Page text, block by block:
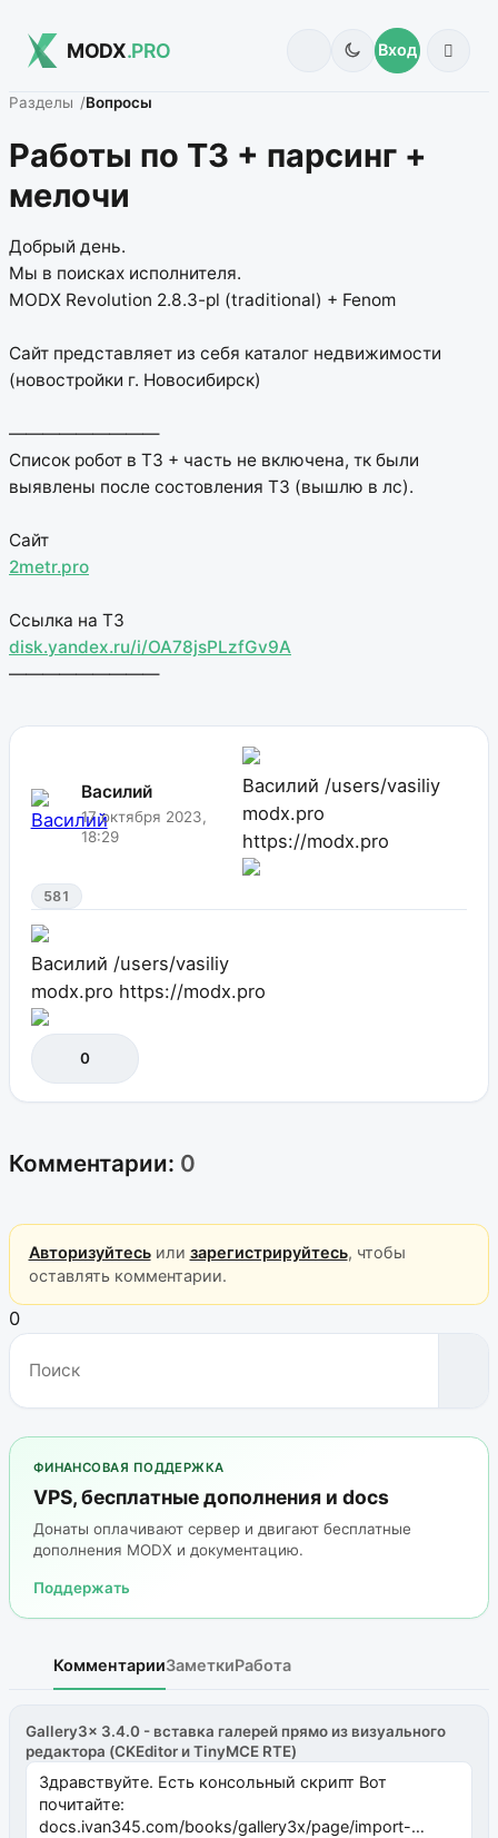
MODX.PRO Вход
Разделы Вопросы
Работы по ТЗ + парсинг +
мелочи
Добрый день.
Мы в поисках исполнителя.
MODX Revolution 2.8.3-pl (traditional) + Fenom
Сайт представляет из себя каталог недвижимости
(новостройки г. Новосибирск)
—————————
Список робот в ТЗ + часть не включена, тк были
выявлены после состовления ТЗ (вышлю в лс).
Сайт
2metr.pro
Ссылка на ТЗ
disk.yandex.ru/i/OA78jsPLzfGv9A
—————————
Василий
17 октября 2023,
18:29
Василий /users/vasiliy
modx.pro
https://modx.pro
581
Василий /users/vasiliy
modx.pro https://modx.pro
0
Комментарии: 0
Авторизуйтесьили зарегистрируйтесь, чтобы
оставлять комментарии.
0
ФИНАНСОВАЯ ПОДДЕРЖКА
VPS, бесплатные дополнения и docs
Донаты оплачивают сервер и двигают бесплатные
дополнения MODX и документацию.
Поддержать
КомментарииЗаметкиРабота
Gallery3x 3.4.0 - вставка галерей прямо из визуального
редактора (CKEditor и TinyMCE RTE)
Здравствуйте. Есть консольный скрипт Вот
почитайте:
docs.ivan345.com/books/gallery3x/page/import-